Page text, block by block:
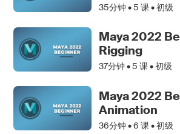
35分钟 •5 课 • 初级
Maya 2022
Rigging
37分钟 •5 课 • 初级
Maya 2022
Animation
36分钟 •6 课 • 初级